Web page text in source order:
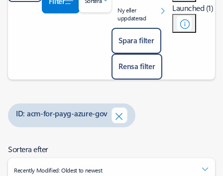
Ny eller
uppdaterad
Spara filter
Rensa filter
Launched (1)
ID: acm-for-payg-azure-gov
Sortera efter
Recently Modified: Oldest to newest